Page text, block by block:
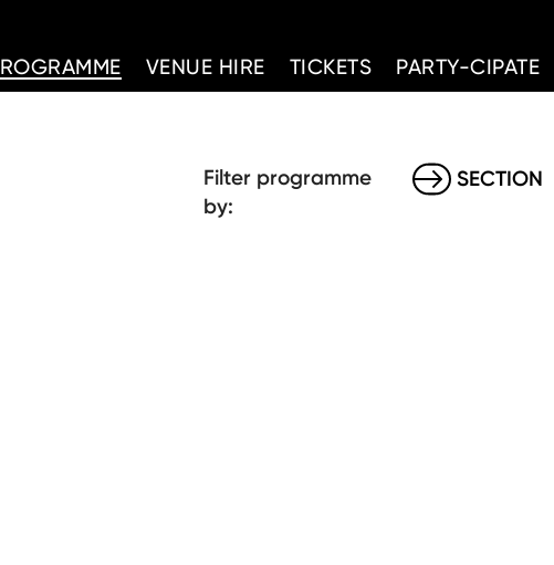
VENUE HIRE TICKETS PARTY-CIPATE
Filter programme
by:
SECTION